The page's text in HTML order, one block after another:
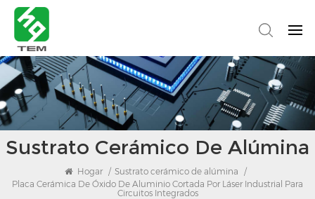
Sustrato Cerámico De Alúmina
Hogar / Sustrato cerámico de alúmina
/
Placa Cerámica De Óxido De Aluminio Cortada Por Láser Industrial Para
Circuitos Integrados